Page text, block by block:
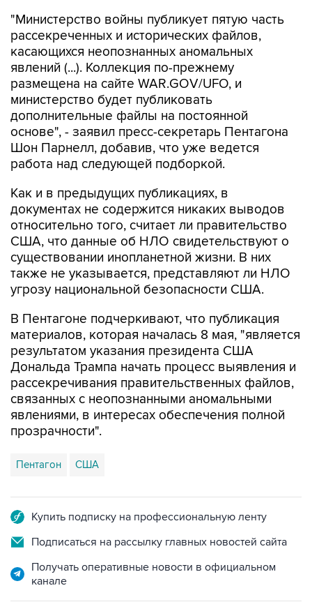
касающихся неопознанных аномальных
явлений (...). Коллекция по-прежнему
размещена на сайте WAR.GOV/UFO, и
министерство будет публиковать
дополнительные файлы на постоянной
основе", - заявил пресс-секретарь Пентагона
Шон Парнелл, добавив, что уже ведется
работа над следующей подборкой.
Как и в предыдущих публикациях, в
относительно того, считает ли правительство
США, что данные об НЛО свидетельствуют о
существовании инопланетной жизни. В них
также не указывается, представляют ли НЛО
угрозу национальной безопасности США.
В Пентагоне подчеркивают, что публикация
результатом указания президента США
Дональда Трампа начать процесс выявления и
рассекречивания правительственных файлов,
связанных с неопознанными аномальными
явлениями, в интересах обеспечения полной
прозрачности".
Пентагон США
Подписаться на рассылку главных новостей сайта
Получать оперативные новости в официальном